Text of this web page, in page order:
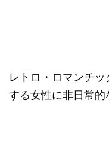
レトロ・ロマンチ
する女性に非日常的